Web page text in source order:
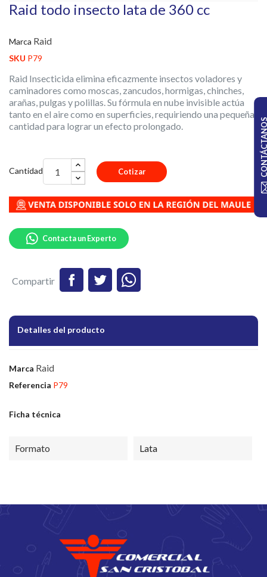
Raid todo insecto lata de 360 cc
Marca Raid
SKU P79
Raid Insecticida elimina eficazmente insectos voladores y
caminadores como moscas, zancudos, hormigas, chinches,
arañas, pulgas y polillas. Su fórmula en nube invisible actúa
tanto en el aire como en superficies, requiriendo una pequeña
cantidad para lograr un efecto prolongado.
Cantidad Cotizar
Compartir
Contacta un Experto
Detalles del producto
Marca Raid
Referencia P79
Ficha técnica
Formato Lata